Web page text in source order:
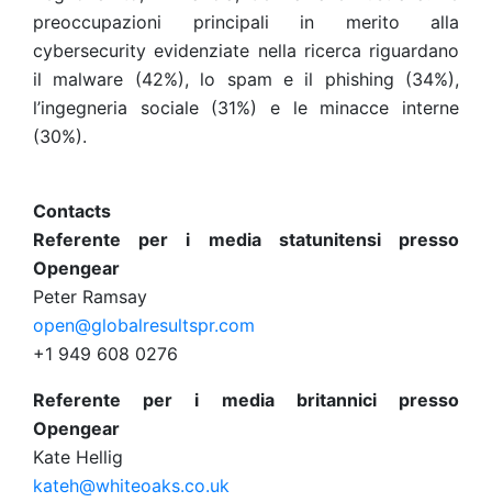
preoccupazioni principali in merito alla
cybersecurity evidenziate nella ricerca riguardano
il malware (42%), lo spam e il phishing (34%),
l’ingegneria sociale (31%) e le minacce interne
(30%).
Contacts
Referente per i media statunitensi presso
Opengear
Peter Ramsay
open@globalresultspr.com
+1 949 608 0276
Referente per i media britannici presso
Opengear
Kate Hellig
kateh@whiteoaks.co.uk